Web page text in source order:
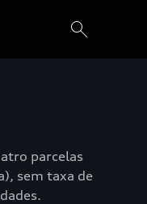
parcelas
sem taxa de